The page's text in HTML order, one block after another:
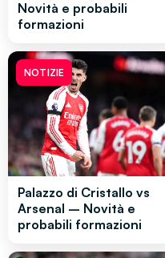
Novità e probabili
formazioni
NOTIZIE
Palazzo di Cristallo vs
Arsenal – Novità e
probabili formazioni